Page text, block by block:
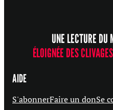
UNE LECTURE DU
ÉLOIGNÉE DES
AIDE
S'abonnerFaire un donSe